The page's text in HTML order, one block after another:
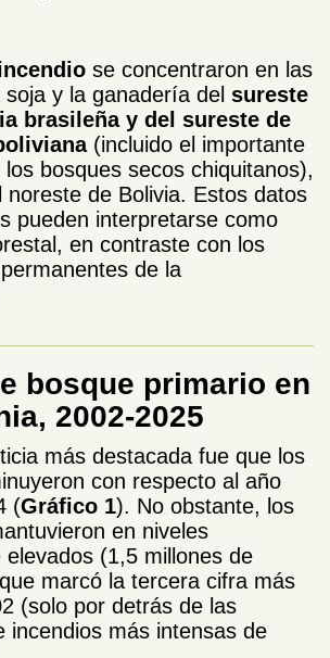
se concentraron en las
y la ganadería del sureste
brasileña y del sureste de
(incluido el importante
bosques secos chiquitanos),
de Bolivia. Estos datos
pueden interpretarse como
en contraste con los
de la
bosque primario en
2002-2025
más destacada fue que los
con respecto al año
(Gráfico 1). No obstante, los
en niveles
elevados (1,5 millones de
marcó la tercera cifra más
(solo por detrás de las
incendios más intensas de